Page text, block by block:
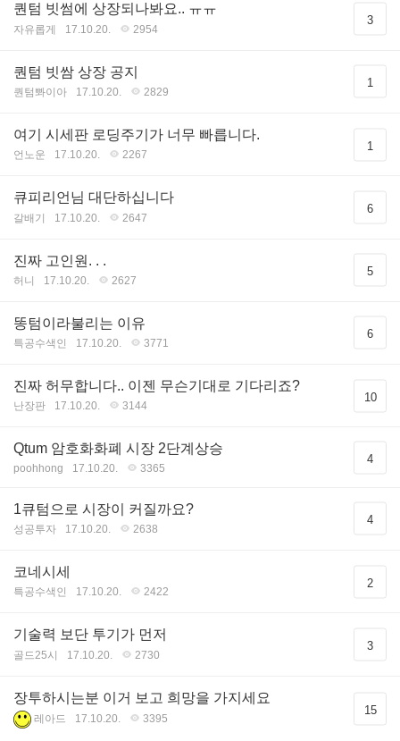
퀀텀 빗썸에 상장되나봐요.. ㅠㅠ
자유롭게 17.10.20. 2954
3
퀀텀 빗쌈 상장 공지
퀀텀뽜이아 17.10.20. 2829
1
여기 시세판 로딩주기가 너무 빠릅니다.
언노운 17.10.20. 2267
1
큐피리언님 대단하십니다
갈배기 17.10.20. 2647
6
진짜 고인원. . .
허니 17.10.20. 2627
5
똥텀이라불리는 이유
특공수색인 17.10.20. 3771
6
진짜 허무합니다.. 이젠 무슨기대로 기다리죠?
난장판 17.10.20. 3144
10
Qtum 암호화화폐 시장 2단계상승
poohhong 17.10.20. 3365
4
1큐텀으로 시장이 커질까요?
성공투자 17.10.20. 2638
4
코네시세
특공수색인 17.10.20. 2422
2
기술력 보단 투기가 먼저
골드25시 17.10.20. 2730
3
장투하시는분 이거 보고 희망을 가지세요
레아드 17.10.20. 3395
15